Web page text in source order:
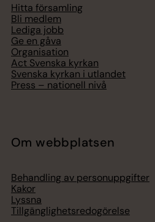
Hitta församling
Bli medlem
Lediga jobb
Ge en gåva
Organisation
Act Svenska kyrkan
Svenska kyrkan i utlandet
Press – nationell nivå
Om webbplatsen
Behandling av personuppgifter
Kakor
Lyssna
Tillgänglighetsredogörelse